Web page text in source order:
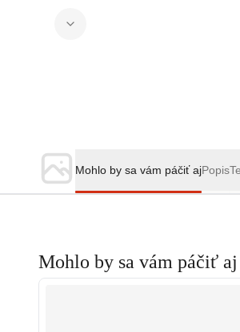
Mohlo by sa vám páčiť ajPopis
Mohlo by sa vám páčiť aj